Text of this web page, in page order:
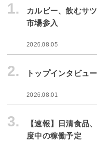
1.
カルビー、飲むサ
市場参入
2026.08.05
2. トップインタビュ
2026.08.01
3.
【速報】日清食品
度中の稼働予定